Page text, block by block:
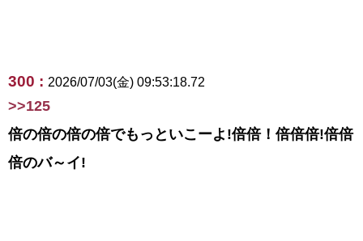
300 : 2026/07/03(金) 09:53:18.72
>>125
倍の倍の倍の倍でもっといこーよ!倍倍！倍倍倍!倍倍
倍のバ～イ!